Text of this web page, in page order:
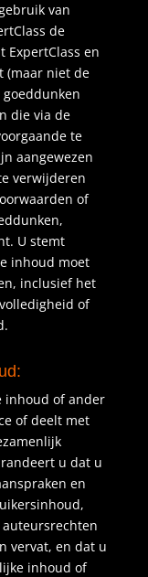
van
de
ExpertClass en
(maar niet de
die via de
te
aangewezen
verwijderen
of
U stemt
inhoud moet
inclusief het
of
inhoud of ander
of deelt met
u dat u
en
vervat, en dat u
inhoud of